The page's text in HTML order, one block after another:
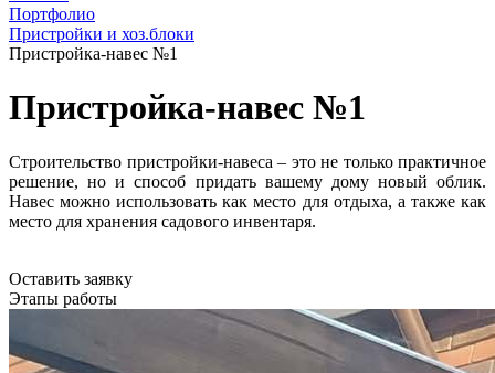
Портфолио
Пристройки и хоз.блоки
Пристройка-навес №1
Пристройка-навес №1
Строительство пристройки-навеса – это не только практичное
решение, но и способ придать вашему дому новый облик.
Навес можно использовать как место для отдыха, а также как
место для хранения садового инвентаря.
Оставить заявку
Этапы работы